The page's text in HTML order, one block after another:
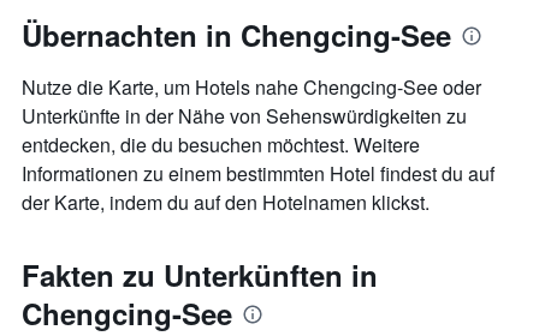
Übernachten in Chengcing-See
Nutze die Karte, um Hotels nahe Chengcing-See oder
Unterkünfte in der Nähe von Sehenswürdigkeiten zu
entdecken, die du besuchen möchtest. Weitere
Informationen zu einem bestimmten Hotel findest du auf
der Karte, indem du auf den Hotelnamen klickst.
Fakten zu Unterkünften in
Chengcing-See